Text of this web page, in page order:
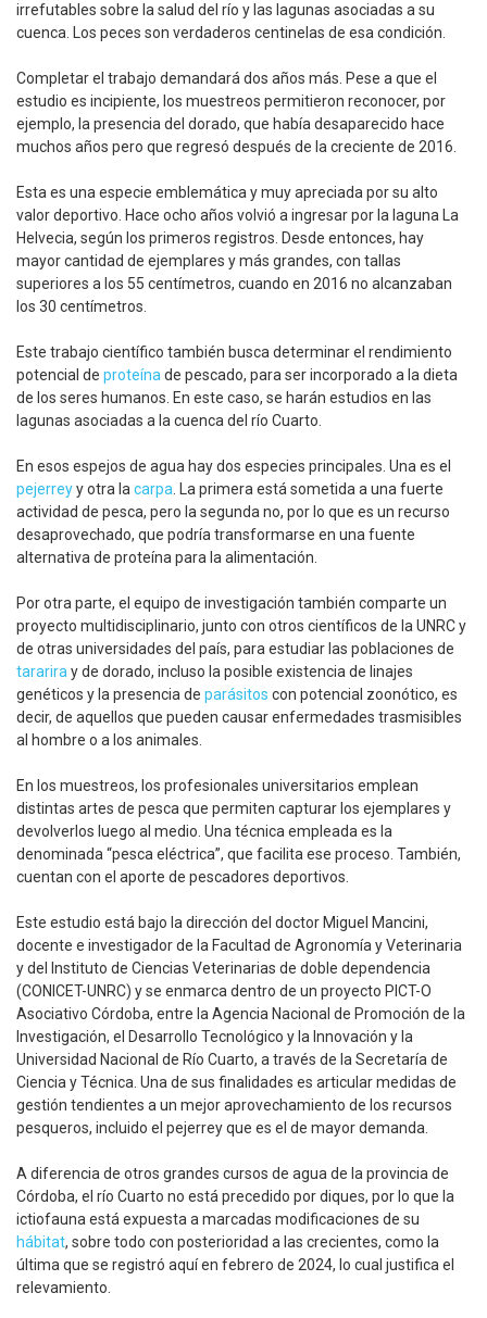
irrefutables sobre la salud del río y las lagunas asociadas a su
cuenca. Los peces son verdaderos centinelas de esa condición.
Completar el trabajo demandará dos años más. Pese a que el
estudio es incipiente, los muestreos permitieron reconocer, por
ejemplo, la presencia del dorado, que había desaparecido hace
muchos años pero que regresó después de la creciente de 2016.
Esta es una especie emblemática y muy apreciada por su alto
valor deportivo. Hace ocho años volvió a ingresar por la laguna La
Helvecia, según los primeros registros. Desde entonces, hay
mayor cantidad de ejemplares y más grandes, con tallas
superiores a los 55 centímetros, cuando en 2016 no alcanzaban
los 30 centímetros.
Este trabajo científico también busca determinar el rendimiento
potencial de proteína de pescado, para ser incorporado a la dieta
de los seres humanos. En este caso, se harán estudios en las
lagunas asociadas a la cuenca del río Cuarto.
En esos espejos de agua hay dos especies principales. Una es el
pejerreyy otra la carpa . La primera está sometida a una fuerte
actividad de pesca, pero la segunda no, por lo que es un recurso
desaprovechado, que podría transformarse en una fuente
alternativa de proteína para la alimentación.
Por otra parte, el equipo de investigación también comparte un
proyecto multidisciplinario, junto con otros científicos de la UNRC y
de otras universidades del país, para estudiar las poblaciones de
tararira y de dorado, incluso la posible existencia de linajes
genéticos y la presencia de parásitos con potencial zoonótico, es
decir, de aquellos que pueden causar enfermedades trasmisibles
al hombre o a los animales.
En los muestreos, los profesionales universitarios emplean
distintas artes de pesca que permiten capturar los ejemplares y
devolverlos luego al medio. Una técnica empleada es la
denominada “pesca eléctrica”, que facilita ese proceso. También,
cuentan con el aporte de pescadores deportivos.
Este estudio está bajo la dirección del doctor Miguel Mancini,
docente e investigador de la Facultad de Agronomía y Veterinaria
y del Instituto de Ciencias Veterinarias de doble dependencia
(CONICET-UNRC) y se enmarca dentro de un proyecto PICT-O
Asociativo Córdoba, entre la Agencia Nacional de Promoción de la
Investigación, el Desarrollo Tecnológico y la Innovación y la
Universidad Nacional de Río Cuarto, a través de la Secretaría de
Ciencia y Técnica. Una de sus finalidades es articular medidas de
gestión tendientes a un mejor aprovechamiento de los recursos
pesqueros, incluido el pejerrey que es el de mayor demanda.
A diferencia de otros grandes cursos de agua de la provincia de
Córdoba, el río Cuarto no está precedido por diques, por lo que la
ictiofauna está expuesta a marcadas modificaciones de su
hábitat, sobre todo con posterioridad a las crecientes, como la
última que se registró aquí en febrero de 2024, lo cual justifica el
relevamiento.